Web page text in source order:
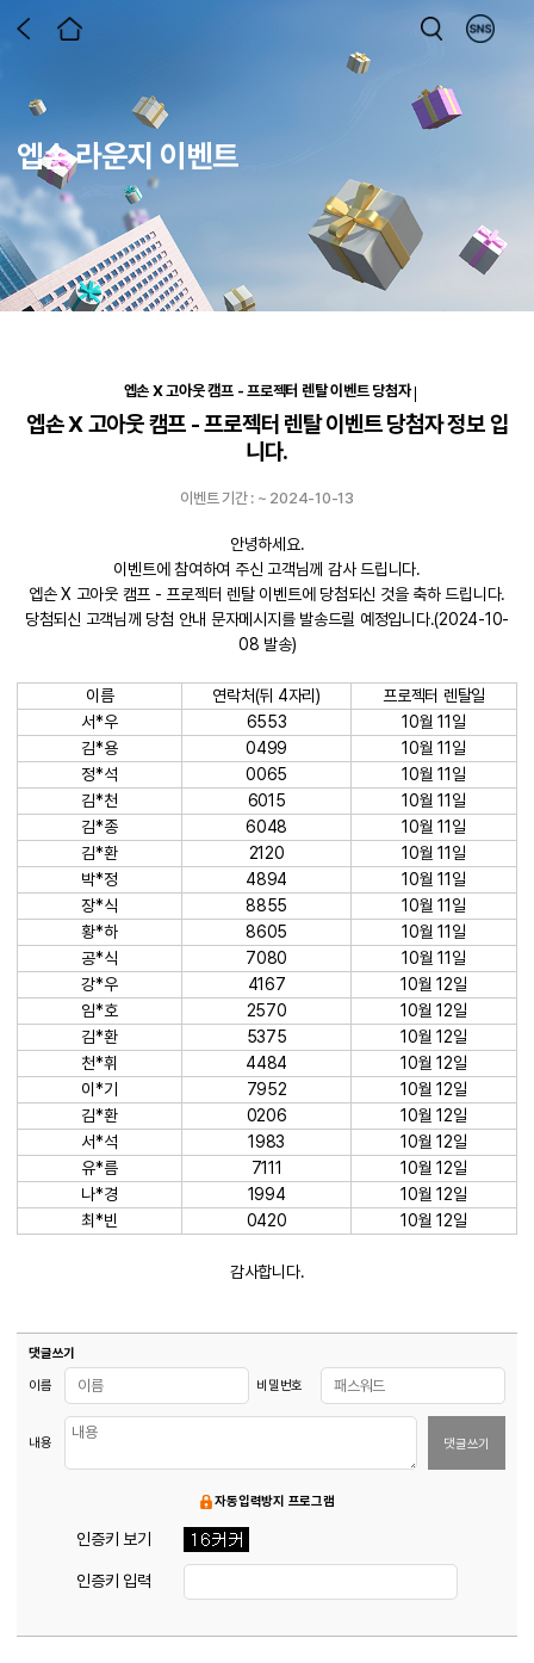
엡손 라운지 이벤트
엡손 X 고아웃 캠프 - 프로젝터 렌탈 이벤트 당첨자
엡손 X 고아웃 캠프 - 프로젝터 렌탈 이벤트 당첨자 정보 입
니다.
이벤트 기간 : ~ 2024-10-13
안녕하세요.
이벤트에 참여하여 주신 고객님께 감사 드립니다.
엡손 X 고아웃 캠프 - 프로젝터 렌탈 이벤트에 당첨되신 것을 축하 드립니다.
당첨되신 고객님께 당첨 안내 문자메시지를 발송드릴 예정입니다.(2024-10-
08 발송)
이름 연락처(뒤 4자리)
프로젝터 렌탈일
서*우
6553
10월 11일
김*용
0499
10월 11일
정*석
0065
10월 11일
김*천
6015
10월 11일
김*종
6048
10월 11일
김*환
2120
10월 11일
박*정
4894
10월 11일
장*식
8855
10월 11일
황*하
8605
10월 11일
공*식
7080
10월 11일
강*우
4167
10월 12일
임*호
2570
10월 12일
김*환
5375
10월 12일
천*휘
4484
10월 12일
이*기
7952
10월 12일
김*환
0206
10월 12일
서*석
1983
10월 12일
유*름
7111
10월 12일
나*경
1994
10월 12일
최*빈
0420 10월 12일
감사합니다.
댓글쓰기
이름 비밀번호
내용 댓글쓰기
자동입력방지 프로그램
인증키 보기
인증키 입력